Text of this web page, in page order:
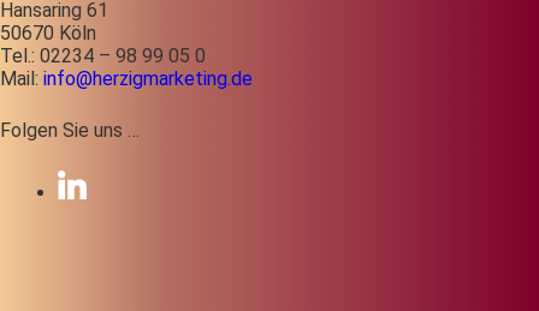
Hansaring 61
50670 Köln
Tel.: 02234 – 98 99 05 0
Mail: info@herzigmarketing.de
Folgen Sie uns …